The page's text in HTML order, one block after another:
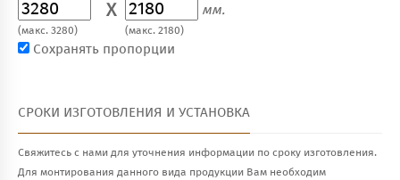
X
(макс. 3280)
мм.
(макс. 2180)
Сохранять пропорции
СРОКИ ИЗГОТОВЛЕНИЯ И УСТАНОВКА
Свяжитесь с нами для уточнения информации по сроку изготовления.
Для монтирования данного вида продукции Вам необходим